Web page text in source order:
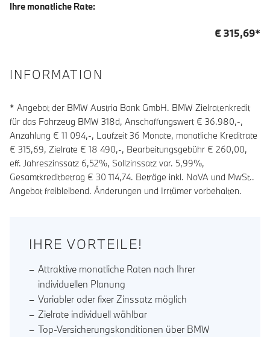
Ihre monatliche Rate:
€315,69*
INFORMATION
* Angebot der BMW Austria Bank GmbH. BMW Zielratenkredit
für das Fahrzeug BMW 318d, Anschaffungswert € 36.980,-,
Anzahlung € 11 094,-, Laufzeit36 Monate, monatliche Kreditrate
€ 315,69, Zielrate € 18 490,-, Bearbeitungsgebühr € 260,00,
eff. Jahreszinssatz 6,52%, Sollzinssatz var. 5,99%,
Gesamtkreditbetrag € 30 114,74. Beträge inkl. NoVA und MwSt..
Angebot freibleibend. Änderungen und Irrtümer vorbehalten.
IHRE VORTEILE!
Attraktive monatliche Raten nach Ihrer
individuellen Planung
Variabler oder fixer Zinssatz möglich
Zielrate individuell wählbar
Top-Versicherungskonditionen über BMW